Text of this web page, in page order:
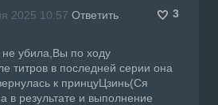
2025 10:57 Ответить
3
убила,Вы по ходу
титров в последней серии она
к принцуЦзинь(Ся
в результате и выполнение